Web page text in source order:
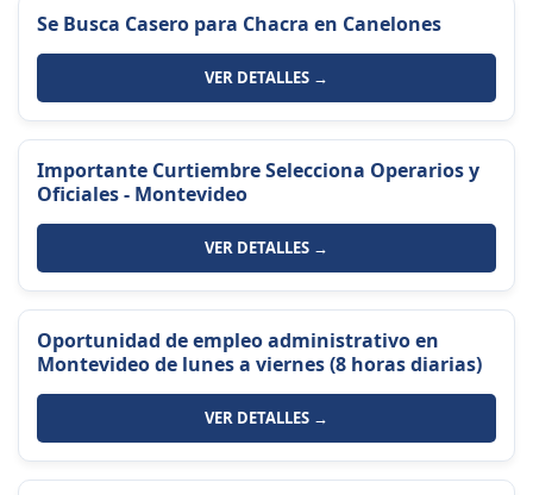
Se Busca Casero para Chacra en Canelones
VER DETALLES →
Importante Curtiembre Selecciona Operarios y
Oficiales - Montevideo
VER DETALLES →
Oportunidad de empleo administrativo en
Montevideo de lunes a viernes (8 horas diarias)
VER DETALLES →